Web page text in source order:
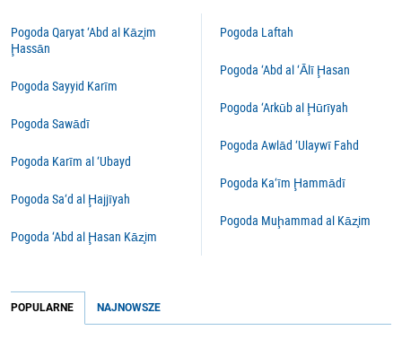
Pogoda Qaryat ‘Abd al Kāz̧im
Ḩassān
Pogoda Sayyid Karīm
Pogoda Sawādī
Pogoda Karīm al ‘Ubayd
Pogoda Sa‘d al Ḩajjīyah
Pogoda ‘Abd al Ḩasan Kāz̧im
Pogoda Laftah
Pogoda ‘Abd al ‘Ālī Ḩasan
Pogoda ‘Arkūb al Ḩūrīyah
Pogoda Awlād ‘Ulaywī Fahd
Pogoda Ka‘īm Ḩammādī
Pogoda Muḩammad al Kāz̧im
POPULARNE NAJNOWSZE